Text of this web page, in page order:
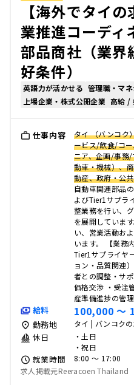
【海外でタイ
業推進コーディ
部品商社（業界
好条件）
英語力が活かせる 管理職・マ
上場企業・株式公開企業 高給 /
仕事内容
タイ （バンコク
ービス/飲食/コ
ニア、企画/事務
動車・機械）、
動産、政府・公
自動車関連部品
よびTier1サプラ
整業務を行い、
を展開していま
い、営業活動お
います。 【業務
Tier1サプライヤ
ョン・品質関連
者との調整・サ
価格交渉 ・受注
産準備進捗の管
給料 100,000 〜
勤務地 タイ | バンコクの
休日
・土日
・祝日
就業時間
8:00 〜 17:00
求人掲載元Reeracoen Thailand